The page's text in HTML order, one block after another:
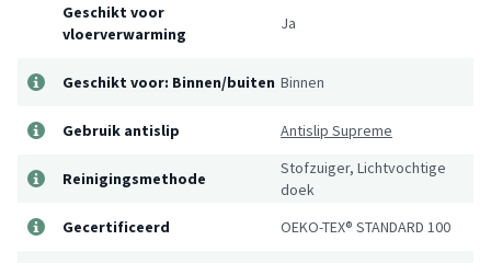
Geschikt voor
vloerverwarming
Ja
Geschikt voor: Binnen/buiten Binnen
Gebruik antislip Antislip Supreme
Reinigingsmethode
Stofzuiger, Lichtvochtige
doek
Gecertificeerd
OEKO-TEX® STANDARD 100